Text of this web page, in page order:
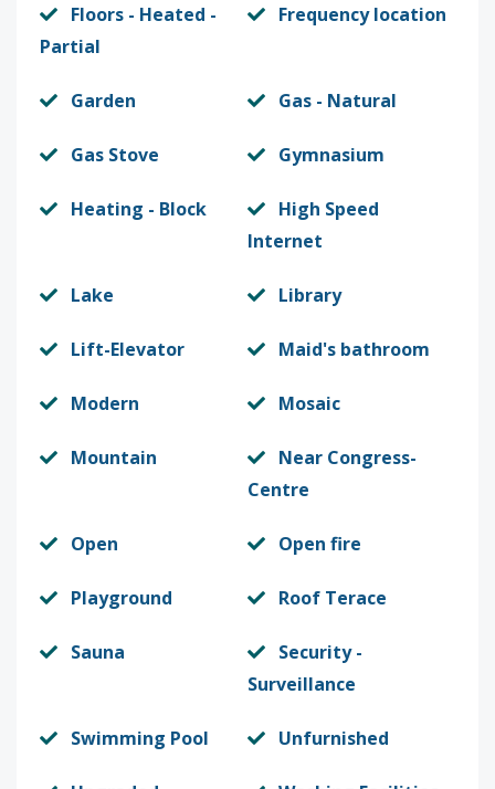
Floors - Heated -
Partial
Frequency location
Garden Gas - Natural
Gas Stove Gymnasium
Heating - Block
High Speed
Internet
Lake Library
Lift-Elevator Maid's bathroom
Modern Mosaic
Mountain
Near Congress-
Centre
Open Open fire
Playground Roof Terace
Sauna
Security -
Surveillance
Swimming Pool Unfurnished